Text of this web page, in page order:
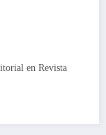
en Revista